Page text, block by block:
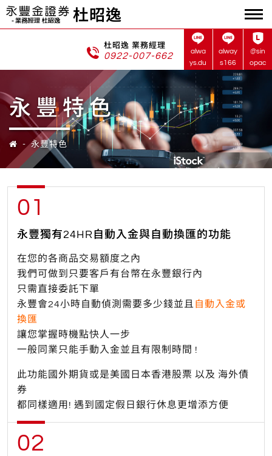
杜昭逸
杜昭逸 業務經理
0922-007-662
alwa
ys.du
alway
s166
@sin
opac
永豐特色
永豐特色
01
永豐獨有24HR自動入金與自動換匯的功能
在您的各商品交易額度之內
我們可做到只要客戶有台幣在永豐銀行內
只需直接委託下單
永豐會24小時自動偵測需要多少錢並且 自動入金或
換匯
讓您掌握時機點快人一步
一般同業只能手動入金並且有限制時間 !
此功能國外期貨或是美國日本香港股票 以及 海外債
券
都同樣適用! 遇到國定假日銀行休息更增添方便
02